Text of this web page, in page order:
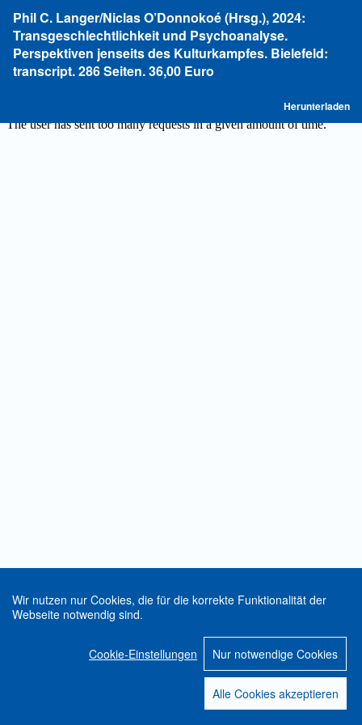
Wir nutzen nur Cookies, die für die korrekte Funktionalität der
Webseite notwendig sind.
Cookie-Einstellungen Nur notwendige Cookies
Alle Cookies akzeptieren
Artikeldetails
zurückkehren
Phil C. Langer/Niclas O’Donnokoé (Hrsg.), 2024:
Transgeschlechtlichkeit und Psychoanalyse.
Perspektiven jenseits des Kulturkampfes. Bielefeld:
transcript. 286 Seiten. 36,00 Euro
Herunterladen